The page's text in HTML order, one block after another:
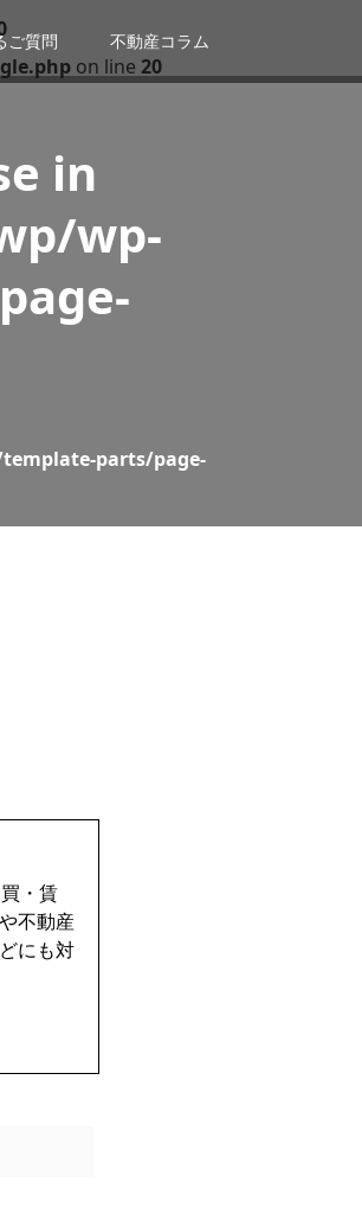
ご質問 不動産コラム
on line 20
in
wp-
parts/page-
・賃
不動産
にも対